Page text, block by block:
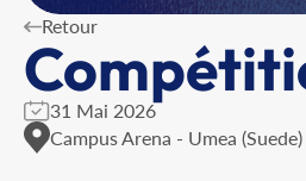
Retour
31 Mai 2026
Campus Arena - Umea (Suede)